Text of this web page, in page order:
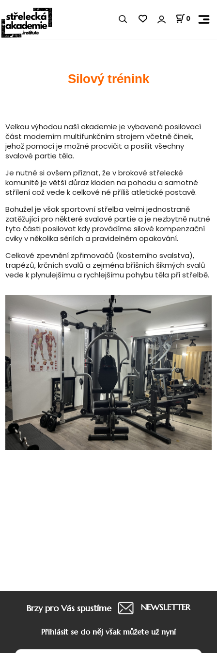
0
Silový trénink
Velkou výhodou naší akademie je vybavená posilovací
část moderním multifunkčním strojem včetně činek,
jehož pomocí je možné procvičit a posílit všechny
svalové partie těla.
Je nutné si ovšem přiznat, že v brokové střelecké
komunitě je větší důraz kladen na pohodu a samotné
střílení což vede k celkové né příliš atletické postavě.
Bohužel je však sportovní střelba velmi jednostraně
zatěžující pro některé svalové partie a je nezbytně nutné
tyto části posilovat kdy provádíme silové kompenzační
cviky v několika sériích a pravidelném opakování.
Celkové zpevnění zpřimovačů (kosterního svalstva),
trapézů, krčních svalů a zejména břišních šikmých svalů
vede k plynulejšímu a rychlejšímu pohybu těla při střelbě.
Brzy pro Vás spustíme NEWSLETTER
Přihlásit se do něj však můžete už nyní